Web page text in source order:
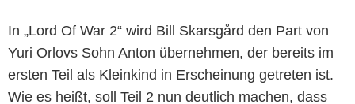
In „Lord Of War 2“ wird Bill Skarsgård den Part von
Yuri Orlovs Sohn Anton übernehmen, der bereits im
ersten Teil als Kleinkind in Erscheinung getreten ist.
Wie es heißt, soll Teil 2 nun deutlich machen, dass